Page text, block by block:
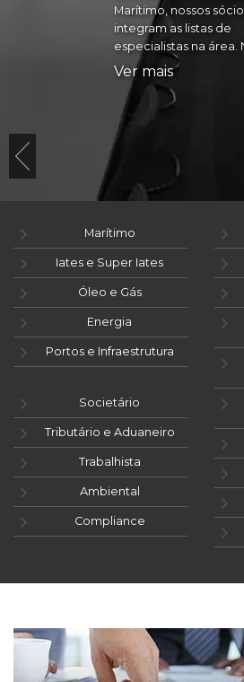
Marítimo, nossos
integram as listas de
especialistas na área.
Ver mais
Marítimo
Iates e Super Iates
Óleo e Gás
Energia
Portos e Infraestrutura
Societário
Tributário e Aduaneiro
Trabalhista
Ambiental
Compliance